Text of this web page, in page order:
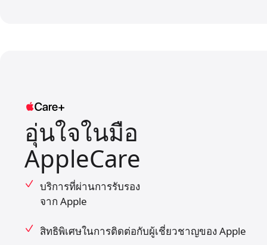
อุ่นใจในมือ
AppleCare
บริการที่ผ่านการรับรอง
จาก Apple
สิทธิพิเศษในการติดต่อกับผู้เชี่ยวชาญของ Apple